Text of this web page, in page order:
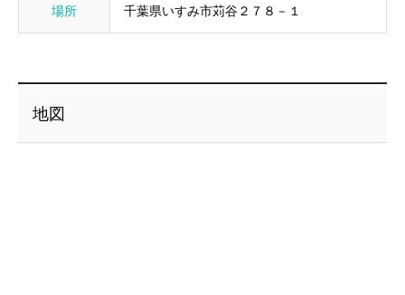
場所 千葉県いすみ市苅谷２７８－１
地図